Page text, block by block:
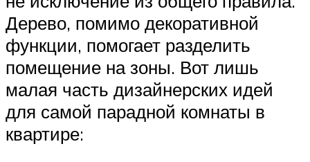
Дерево, помимо декоративной
функции, помогает разделить
помещение на зоны. Вот лишь
малая часть дизайнерских идей
для самой парадной комнаты в
квартире: